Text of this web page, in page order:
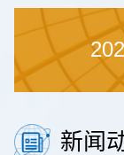
新闻